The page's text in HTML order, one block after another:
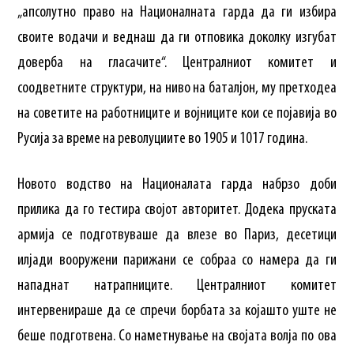
„апсолутно право на Националната гарда да ги избира
своите водачи и веднаш да ги отповика доколку изгубат
доверба на гласачите“. Централниот комитет и
соодветните структури, на ниво на баталјон, му претходеа
на советите на работниците и војниците кои се појавија во
Русија за време на револуциите во 1905 и 1017 година.
Новото водство на Националата гарда набрзо доби
прилика да го тестира својот авторитет. Додека пруската
армија се подготвуваше да влезе во Париз, десетици
илјади вооружени парижани се собраа со намера да ги
нападнат натрапниците. Централниот комитет
интервенираше да се спречи борбата за којашто уште не
беше подготвена. Со наметнување на својата волја по ова